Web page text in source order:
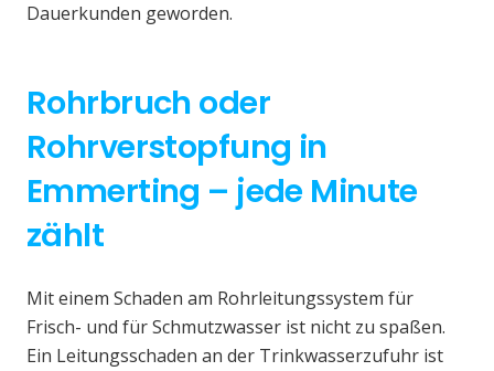
Dauerkunden geworden.
Rohrbruch oder
Rohrverstopfung in
Emmerting – jede Minute
zählt
Mit einem Schaden am Rohrleitungssystem für
Frisch- und für Schmutzwasser ist nicht zu spaßen.
Ein Leitungsschaden an der Trinkwasserzufuhr ist